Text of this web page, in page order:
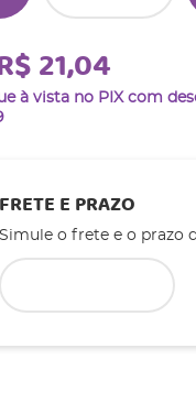
21,04
à vista no PIX com
FRETE E PRAZO
Simule o frete e o prazo